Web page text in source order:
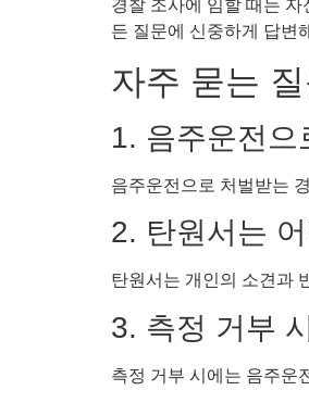
경찰 조사에 임할 때는
든 질문에 신중하게 답변
자주 묻는
1. 음주운전
음주운전으로 처벌받는
2. 탄원서는
탄원서는 개인의 소견과
3. 측정 거부
측정 거부 시에는 음주운